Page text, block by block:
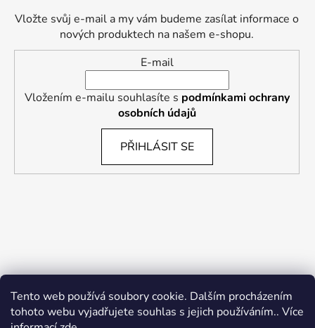
Tento web používá soubory cookie. Dalším procházením
tohoto webu vyjadřujete souhlas s jejich používáním.. Více
Vložte svůj e-mail a my vám budeme zasílat informace o
nových produktech na našem e-shopu.
E-mail
Vložením e-mailu souhlasíte s podmínkami ochrany
osobních údajů
PŘIHLÁSIT SE